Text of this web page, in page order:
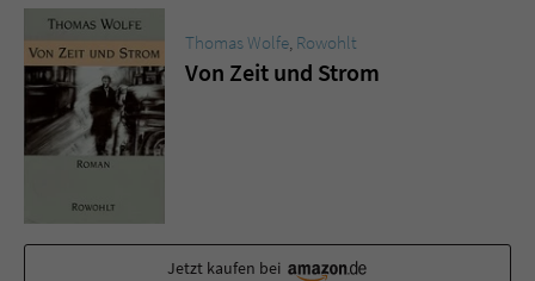
Thomas Wolfe, Rowohlt
Von Zeit und Strom
Jetzt kaufen bei
Laufzeit
Zweck
Dieses Cookie gewährleistet die